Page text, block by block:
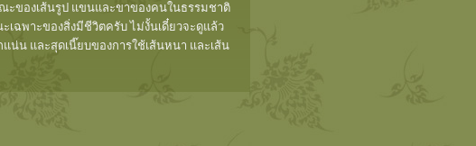
ณะของเส้นรูป แขนและขาของคนในธรรมชาติ
เฉพาะของสิ่งมีชีวิตครับ ไม่งั้นเดี๋ยวจะดูแล้ว
น่น และสุดเนี๊ยบของการใช้เส้นหนา และเส้น